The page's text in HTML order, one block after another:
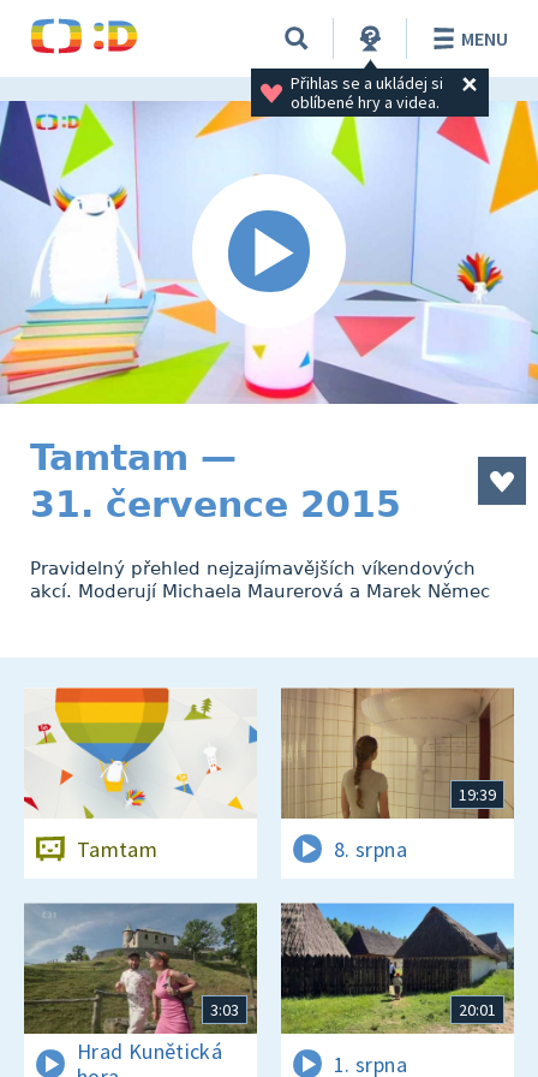
Přihlas se a ukládej si
oblíbené hry a videa.
MENU
Tamtam —
31. července 2015
Pravidelný přehled nejzajímavějších víkendových
akcí. Moderují Michaela Maurerová a Marek Němec
Tamtam
19:39
8. srpna
3:03
Hrad Kunětická
20:01
1. srpna